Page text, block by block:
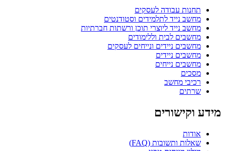
תחנות עבודה לעסקים
מחשב נייד לתלמידים וסטודנטים
מחשב נייד ליוצרי תוכן ורשתות חברתיות
מחשבים לבית וללימודים
מחשבים ניידים ונייחים לעסקים
מחשבים ניידים
מחשבים נייחים
מסכים
רכיבי מחשב
שרתים
מידע וקישורים
אודות
שאלות ותשובות (FAQ)